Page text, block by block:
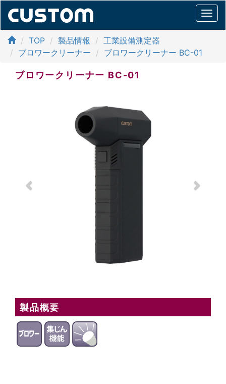
TOP 製品情報
工業設備測定器
ブロワークリーナー
ブロワークリーナー BC-01
ブロワークリーナー BC-01
製品概要